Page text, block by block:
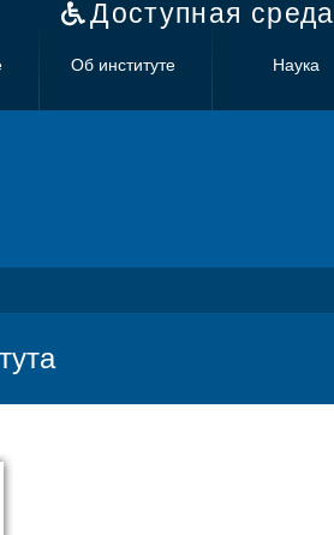
Доступная среда
Об институте Наука